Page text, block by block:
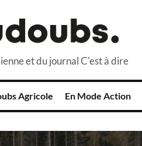
et du journal C'est à dire
Agricole En Mode Action